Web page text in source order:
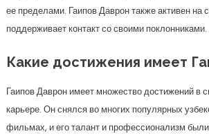
ее пределами. Гаипов Даврон также активен на
поддерживает контакт со своими поклонниками.
Какие достижения имеет
Гаипов Даврон имеет множество достижений в
карьере. Он снялся во многих популярных
фильмах, и его талант и профессионализм